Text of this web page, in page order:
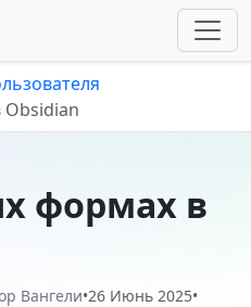
формах в
Вангели•26 Июнь 2025•